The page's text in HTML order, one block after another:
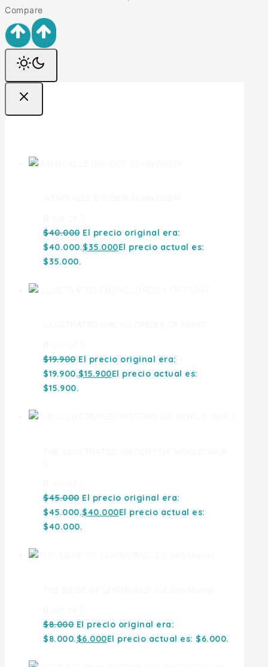
Compare
$40.000 El precio original era:
$40.000.$35.000El precio actual es:
$35.000.
$19.900 El precio original era:
$19.900.$15.900El precio actual es:
$15.900.
$45.000 El precio original era:
$45.000.$40.000El precio actual es:
$40.000.
$8.000 El precio original era:
$8.000.$6.000El precio actual es: $6.000.